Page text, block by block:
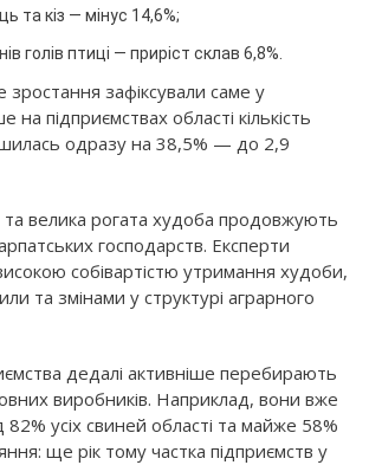
та кіз — мінус 14,6%;
голів птиці — приріст склав 6,8%.
зростання зафіксували саме у
на підприємствах області кількість
одразу на 38,5% — до 2,9
велика рогата худоба продовжують
господарств. Експерти
собівартістю утримання худоби,
та змінами у структурі аграрного
дедалі активніше перебирають
виробників. Наприклад, вони вже
усіх свиней області та майже 58%
ще рік тому частка підприємств у